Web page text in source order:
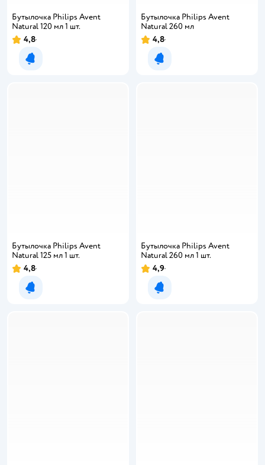
Бутылочка Philips Avent
Natural 120 мл 1 шт.
4,8
Уведомить о появлении
Бутылочка Philips Avent
Natural 260 мл
4,8
Уведомить о появлении
Бутылочка Philips Avent
Natural 125 мл 1 шт.
4,8
Уведомить о появлении
Бутылочка Philips Avent
Natural 260 мл 1 шт.
4,9
Уведомить о появлении